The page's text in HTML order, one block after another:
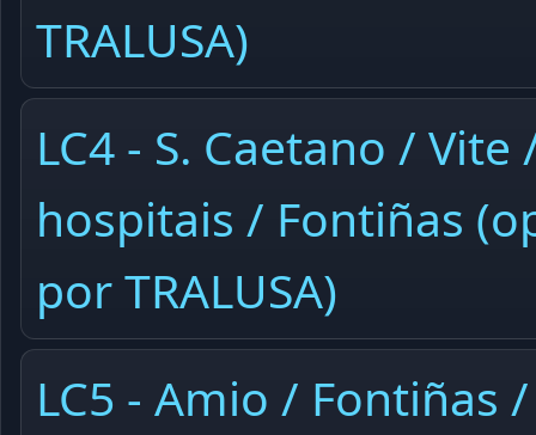
TRALUSA)
LC4 - S. Caetano / Vite
hospitais / Fontiñas
por TRALUSA)
LC5 - Amio / Fontiñas